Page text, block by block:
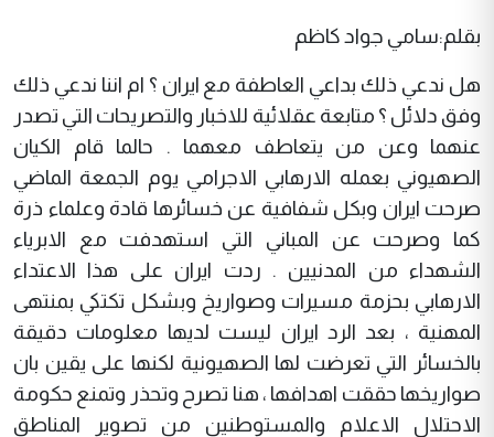
بقلم:سامي جواد كاظم
هل ندعي ذلك بداعي العاطفة مع ايران ؟ ام اننا ندعي ذلك
وفق دلائل ؟ متابعة عقلائية للاخبار والتصريحات التي تصدر
عنهما وعن من يتعاطف معهما . حالما قام الكيان
الصهيوني بعمله الارهابي الاجرامي يوم الجمعة الماضي
صرحت ايران وبكل شفافية عن خسائرها قادة وعلماء ذرة
كما وصرحت عن المباني التي استهدفت مع الابرياء
الشهداء من المدنيين . ردت ايران على هذا الاعتداء
الارهابي بحزمة مسيرات وصواريخ وبشكل تكتكي بمنتهى
المهنية ، بعد الرد ايران ليست لديها معلومات دقيقة
بالخسائر التي تعرضت لها الصهيونية لكنها على يقين بان
صواريخها حققت اهدافها ، هنا تصرح وتحذر وتمنع حكومة
الاحتلال الاعلام والمستوطنين من تصوير المناطق